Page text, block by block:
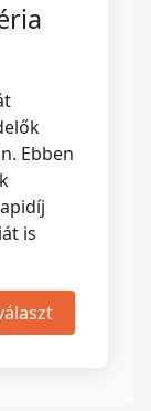
Ebben
is